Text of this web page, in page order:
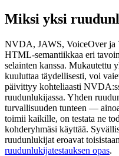
Miksi yksi
NVDA, JAWS, VoiceOver ja
HTML-semantiikkaa eri
selainten kanssa. Mukautettu
kuuluttaa täydellisesti, voi
päivittyy kohteliaasti
ruudunlukijassa. Yhden
turvallisuuden tunteen —
toimii kaikille, on testata ne
kohderyhmäsi käyttää.
ruudunlukijat eroavat
ruudunlukijatestauksen opas.